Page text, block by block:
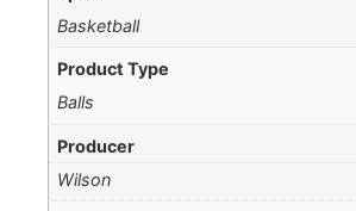
Basketball
Product Type
Balls
Producer
Wilson